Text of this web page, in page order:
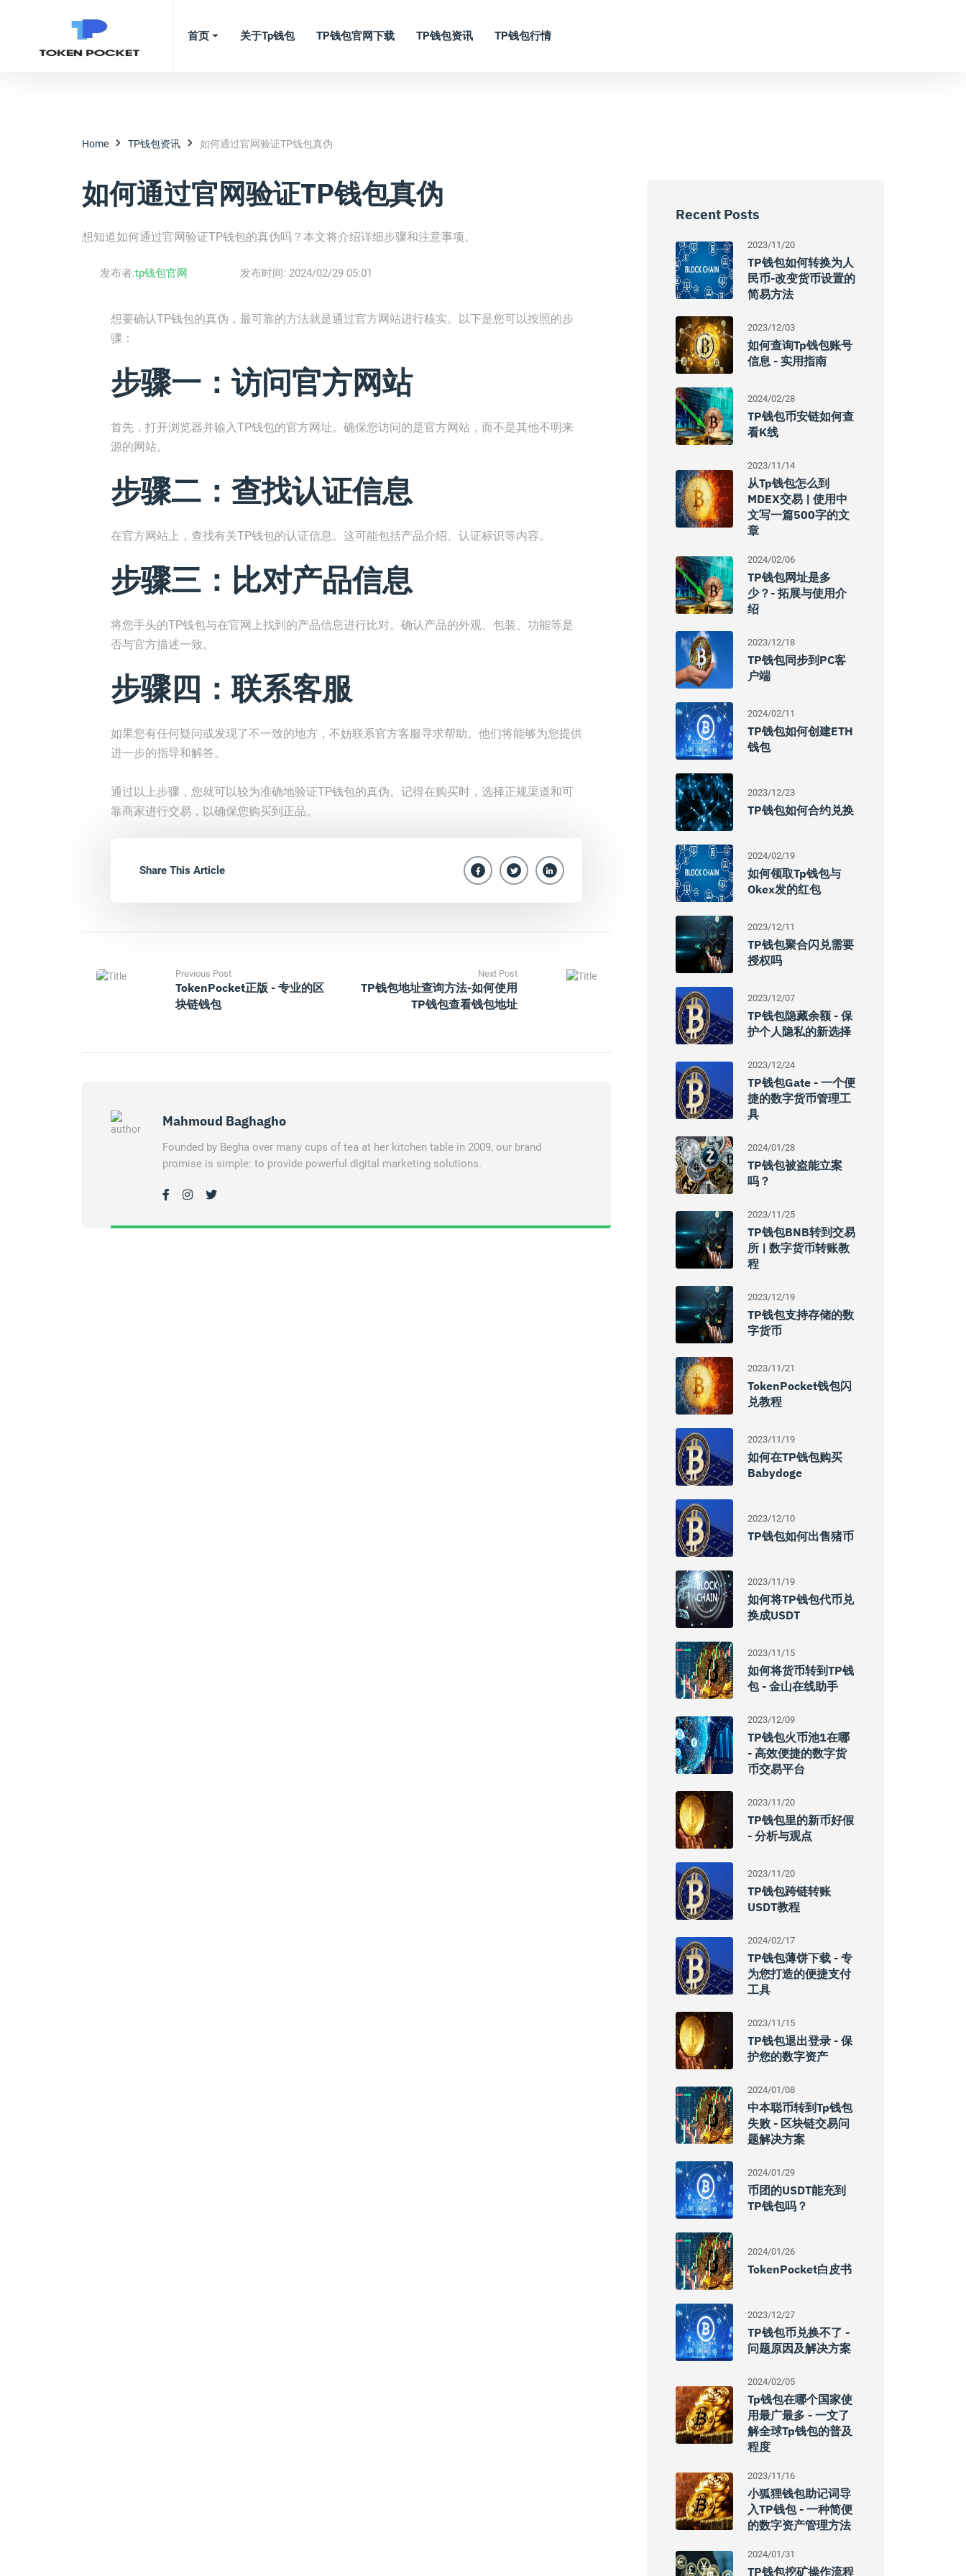
首页 关于tp钱包 TP钱包官网下载 TP钱包资讯 TP钱包行情
Home TP钱包资讯 如何通过官网验证TP钱包真伪
如何通过官网验证TP钱包真伪
想知道如何通过官网验证TP钱包的真伪吗？本文将介绍详细步骤和注意事项。
发布者:tp钱包官网 发布时间: 2024/02/29 05:01
想要确认TP钱包的真伪，最可靠的方法就是通过官方网站进行核实。以下是您可以按照的步
骤：
步骤一：访问官方网站
首先，打开浏览器并输入TP钱包的官方网址。确保您访问的是官方网站，而不是其他不明来
源的网站。
步骤二：查找认证信息
在官方网站上，查找有关TP钱包的认证信息。这可能包括产品介绍、认证标识等内容。
步骤三：比对产品信息
将您手头的TP钱包与在官网上找到的产品信息进行比对。确认产品的外观、包装、功能等是
否与官方描述一致。
步骤四：联系客服
如果您有任何疑问或发现了不一致的地方，不妨联系官方客服寻求帮助。他们将能够为您提供
进一步的指导和解答。
通过以上步骤，您就可以较为准确地验证TP钱包的真伪。记得在购买时，选择正规渠道和可
靠商家进行交易，以确保您购买到正品。
Share This Article
Previous Post
TokenPocket正版 - 专业的区
块链钱包
Next Post
TP钱包地址查询方法-如何使用
TP钱包查看钱包地址
Mahmoud Baghagho
Founded by Begha over many cups of tea at her kitchen table in 2009, our brand
promise is simple: to provide powerful digital marketing solutions.
Recent Posts
2023/11/20
TP钱包如何转换为人
民币-改变货币设置的
简易方法
2023/12/03
如何查询tp钱包账号
信息 - 实用指南
2024/02/28
TP钱包币安链如何查
看K线
2023/11/14
从Tp钱包怎么到
MDEX交易 | 使用中
文写一篇500字的文
章
2024/02/06
TP钱包网址是多
少？- 拓展与使用介
绍
2023/12/18
TP钱包同步到PC客
户端
2024/02/11
TP钱包如何创建ETH
钱包
2023/12/23
TP钱包如何合约兑换
2024/02/19
如何领取tp钱包与
Okex发的红包
2023/12/11
TP钱包聚合闪兑需要
授权吗
2023/12/07
TP钱包隐藏余额 - 保
护个人隐私的新选择
2023/12/24
TP钱包Gate - 一个便
捷的数字货币管理工
具
2024/01/28
TP钱包被盗能立案
吗？
2023/11/25
TP钱包BNB转到交易
所 | 数字货币转账教
程
2023/12/19
TP钱包支持存储的数
字货币
2023/11/21
TokenPocket钱包闪
兑教程
2023/11/19
如何在TP钱包购买
Babydoge
2023/12/10
TP钱包如何出售猪币
2023/11/19
如何将TP钱包代币兑
换成USDT
2023/11/15
如何将货币转到TP钱
包 - 金山在线助手
2023/12/09
TP钱包火币池1在哪
- 高效便捷的数字货
币交易平台
2023/11/20
TP钱包里的新币好假
- 分析与观点
2023/11/20
TP钱包跨链转账
USDT教程
2024/02/17
TP钱包薄饼下载 - 专
为您打造的便捷支付
工具
2023/11/15
TP钱包退出登录 - 保
护您的数字资产
2024/01/08
中本聪币转到tp钱包
失败 - 区块链交易问
题解决方案
2024/01/29
币团的USDT能充到
TP钱包吗？
2024/01/26
TokenPocket白皮书
2023/12/27
TP钱包币兑换不了 -
问题原因及解决方案
2024/02/05
Tp钱包在哪个国家使
用最广最多 - 一文了
解全球tp钱包的普及
程度
2023/11/16
小狐狸钱包助记词导
入TP钱包 - 一种简便
的数字资产管理方法
2024/01/31
TP钱包挖矿操作流程